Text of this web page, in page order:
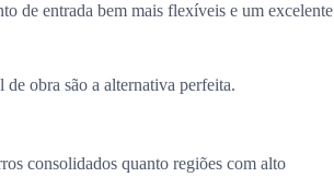
de entrada bem mais flexíveis e um excelente
de obra são a alternativa perfeita.
consolidados quanto regiões com alto